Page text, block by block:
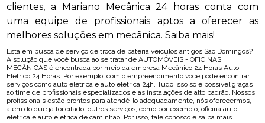
clientes, a Mariano Mecânica 24 horas conta com
uma equipe de profissionais aptos a oferecer as
melhores soluções em mecânica. Saiba mais!
Está em busca de serviço de troca de bateria veículos antigos São Domingos?
A solução que você busca ao se tratar de AUTOMÓVEIS - OFICINAS
MECÂNICAS é encontrada por meio da empresa Mecânico 24 Horas Auto
Elétrico 24 Horas. Por exemplo, com o empreendimento você pode encontrar
serviços como auto elétrica e auto elétrica 24h. Tudo isso só é possível graças
ao time de profissionais especializados e as instalações de alto padrão. Nossos
profissionais estão prontos para atendê-lo adequadamente, nós oferecermos,
além do que já foi citado, outros serviços, como por exemplo, oficina auto
elétrica e auto elétrica de caminhão. Por isso, fale conosco e saiba mais.